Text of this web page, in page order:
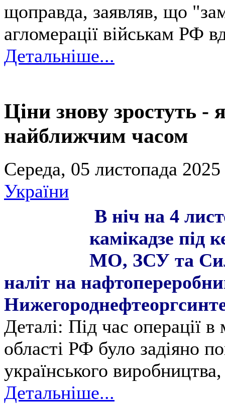
щоправда, заявляв, що
агломерації військам РФ
Детальніше...
Ціни знову зростуть -
найближчим часом
Середа, 05 листопада
України
В ніч на 4
камікадзе під
МО, ЗСУ та Сил
наліт на
Деталі: Під час операції
області РФ було задіяно
українського
Детальніше...